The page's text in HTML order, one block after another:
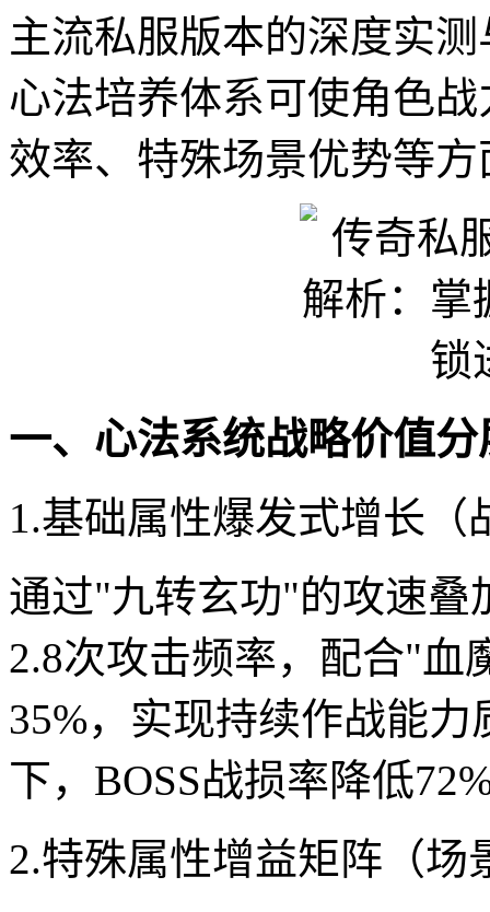
主流私服版本的深度实
心法培养体系可使角色
效率、特殊场景优势等
一、心法系统战略价值分
1.基础属性爆发式增长（
通过"九转玄功"的攻速叠
2.8次攻击频率，配合"血
35%，实现持续作战能
下，BOSS战损率降低
2.特殊属性增益矩阵（场